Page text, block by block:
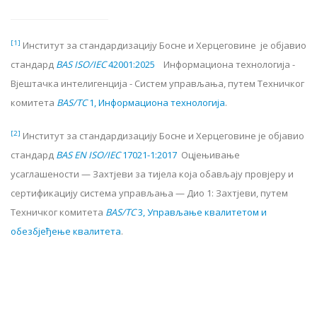
[1] Институт за стандардизацију Босне и Херцеговине је објавио
стандард BAS ISO/IEC42001:2025
Информациона технологија -
Вјештачка интелигенција - Систем управљања, путем Техничког
комитета BAS/TC1,Информациона технологија.
[2] Институт за стандардизацију Босне и Херцеговине је објавио
стандард BAS EN ISO/IEC17021-1:2017 Оцјењивање
усаглашености — Захтјеви за тијела која обављају провјеру и
сертификацију система управљања — Дио 1: Захтјеви, путем
Техничког комитета BAS/TC3,Управљање квалитетом и
обезбјеђење квалитета.